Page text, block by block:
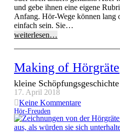
und gebe ihnen eine eigene
Anfang. Hör-Wege können lang
einfach sein. Sie…
weiterlesen…
Making of Hörgräte
kleine
17. April 2018
Keine Kommentare
Hör-Freuden